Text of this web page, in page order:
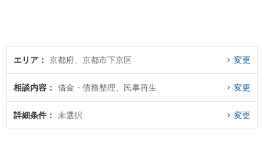
エリア 京都府、京都市下京区 変更
相談内容 借金・債務整理、民事再生 変更
詳細条件 未選択 変更